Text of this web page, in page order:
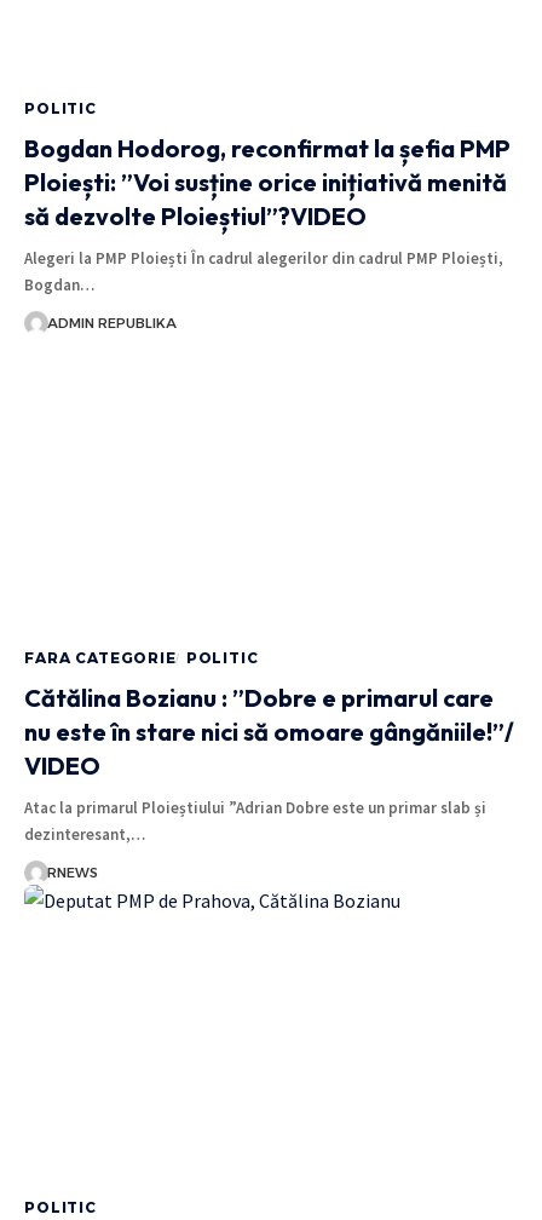
POLITIC
Bogdan Hodorog, reconfirmat la șefia PMP
Ploiești: ”Voi susține orice inițiativă menită
să dezvolte Ploieștiul”?VIDEO
Alegeri la PMP Ploiești În cadrul alegerilor din cadrul PMP Ploiești,
Bogdan…
ADMIN REPUBLIKA
FARA CATEGORIE POLITIC
Cătălina Bozianu : ”Dobre e primarul care
nu este în stare nici să omoare gângăniile!”/
VIDEO
Atac la primarul Ploieștiului ”Adrian Dobre este un primar slab și
dezinteresant,…
RNEWS
POLITIC